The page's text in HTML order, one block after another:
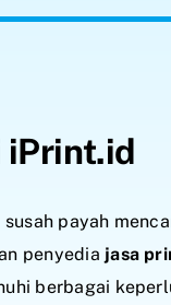
iPrint.id
payah
penyedia jasa
berbagai